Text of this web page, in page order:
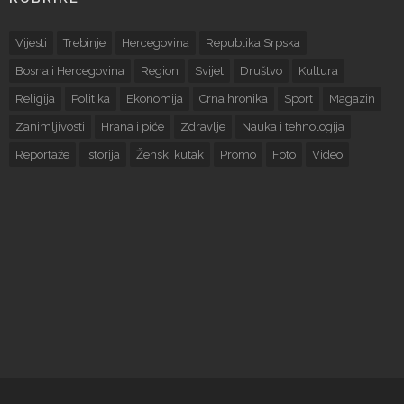
Vijesti Trebinje Hercegovina Republika Srpska
Bosna i Hercegovina Region Svijet Društvo Kultura
Religija Politika Ekonomija Crna hronika Sport Magazin
Zanimljivosti Hrana i piće Zdravlje Nauka i tehnologija
Reportaže Istorija Ženski kutak Promo Foto Video